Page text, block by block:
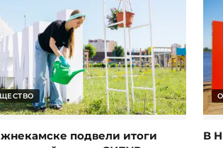
подвели итоги
В